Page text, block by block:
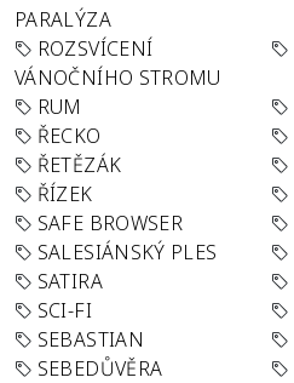
PARALÝZA
ROZSVÍCENÍ
VÁNOČNÍHO STROMU
RUM
ŘECKO
ŘETĚZÁK
ŘÍZEK
SAFE BROWSER
SALESIÁNSKÝ PLES
SATIRA
SCI-FI
SEBASTIAN
SEBEDŮVĚRA